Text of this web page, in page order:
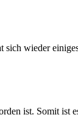
sich wieder
ist. Somit ist